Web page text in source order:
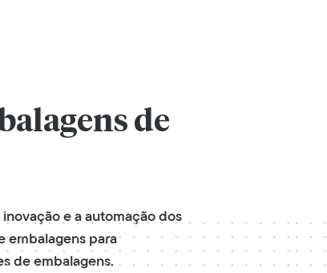
de
e a automação dos
embalagens para
de embalagens.